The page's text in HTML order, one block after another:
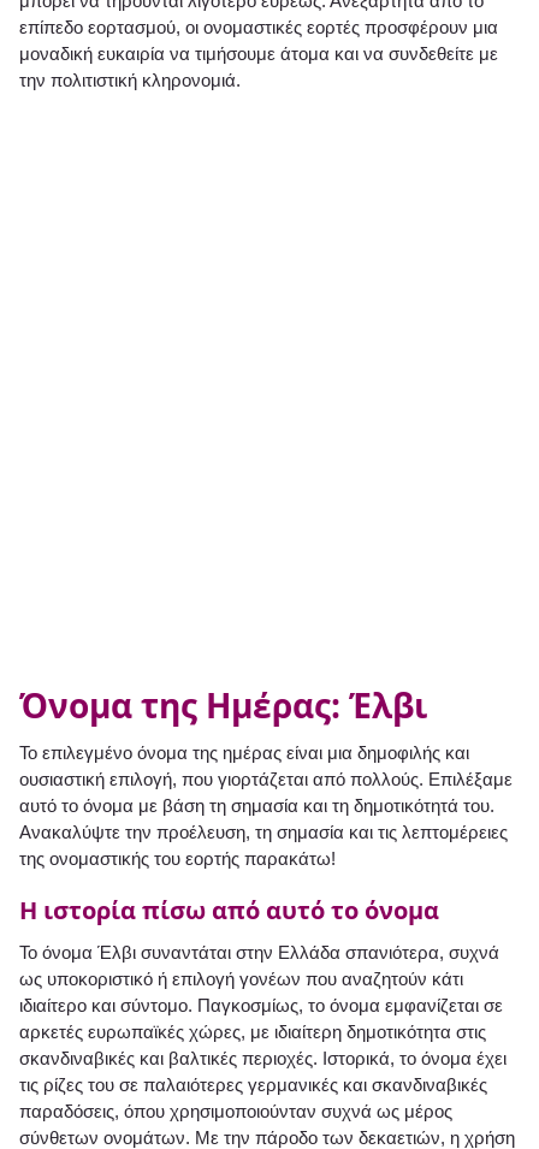
επίπεδο εορτασμού, οι ονομαστικές εορτές προσφέρουν μια
μοναδική ευκαιρία να τιμήσουμε άτομα και να συνδεθείτε με
την πολιτιστική κληρονομιά.
Όνομα της Ημέρας: Έλβι
Το επιλεγμένο όνομα της ημέρας είναι μια δημοφιλής και
ουσιαστική επιλογή, που γιορτάζεται από πολλούς. Επιλέξαμε
αυτό το όνομα με βάση τη σημασία και τη δημοτικότητά του.
Ανακαλύψτε την προέλευση, τη σημασία και τις λεπτομέρειες
της ονομαστικής του εορτής παρακάτω!
Η ιστορία πίσω από αυτό το όνομα
Το όνομα Έλβι συναντάται στην Ελλάδα σπανιότερα, συχνά
ως υποκοριστικό ή επιλογή γονέων που αναζητούν κάτι
ιδιαίτερο και σύντομο. Παγκοσμίως, το όνομα εμφανίζεται σε
αρκετές ευρωπαϊκές χώρες, με ιδιαίτερη δημοτικότητα στις
σκανδιναβικές και βαλτικές περιοχές. Ιστορικά, το όνομα έχει
τις ρίζες του σε παλαιότερες γερμανικές και σκανδιναβικές
παραδόσεις, όπου χρησιμοποιούνταν συχνά ως μέρος
σύνθετων ονομάτων. Με την πάροδο των δεκαετιών, η χρήση